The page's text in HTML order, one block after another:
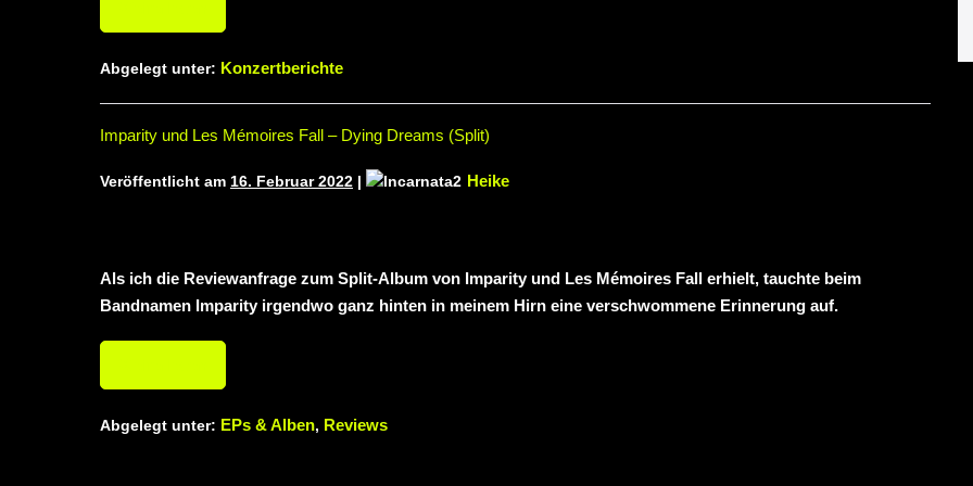
Abgelegt unter: Konzertberichte
Imparity und Les Mémoires Fall – Dying Dreams (Split)
Veröffentlicht am 16. Februar 2022 | Heike
Als ich die Reviewanfrage zum Split-Album von Imparity und Les Mémoires Fall erhielt, tauchte beim
Bandnamen Imparity irgendwo ganz hinten in meinem Hirn eine verschwommene Erinnerung auf.
Abgelegt unter: EPs & Alben, Reviews